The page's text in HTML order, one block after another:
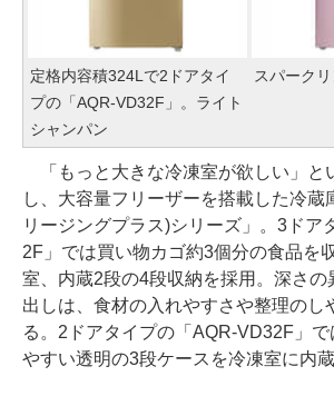
定格内容積324Lで2ドアタイ
プの「AQR-VD32F」。ライト
シャンパン
スパーク
「もっと大きな冷凍室が欲しい」と
し、大容量フリーザーを搭載した冷蔵
リージングプラス)シリーズ」。3ドア
2F」では買い物カゴ約3個分の食品を
室、内蔵2段の4段収納を採用。深さの
出しは、食材の入れやすさや整理のし
る。2ドアタイプの「AQR-VD32F」
やすい透明の3段ケースを冷凍室に内蔵